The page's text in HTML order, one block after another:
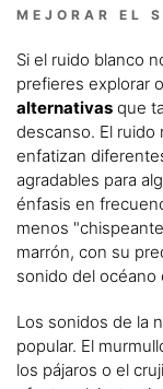
MEJORAR EL
Si el ruido blanco
prefieres explorar
alternativas que
descanso. El ruido
enfatizan
agradables para
énfasis en
menos
marrón, con su
sonido del océano
Los sonidos de la
popular. El
los pájaros o el